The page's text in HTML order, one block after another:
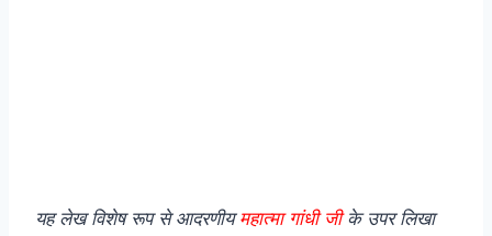
यह लेख विशेष रूप से आदरणीयमहात्मा गांधी जीके उपर लिखा